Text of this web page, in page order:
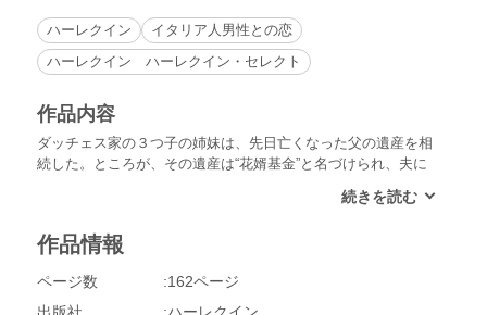
ハーレクイン
イタリア人男性との恋
ハーレクイン ハーレクイン・セレクト
作品内容
ダッチェス家の３つ子の姉妹は、先日亡くなった父の遺産を相
続した。ところが、その遺産は“花婿基金”と名づけられ、夫に
結婚に興味はないが、愛娘の将来を案ずる父の遺志には背けな
ることにした。お守りであるパルマ・ブルボン家末裔の証のペ
けたところ、さっそくマックスという男性が長女のグリアに声
をかけてきた。魅力的な彼に、いつもは慎重なグリアも胸のと
作品情報
ページ数
162ページ